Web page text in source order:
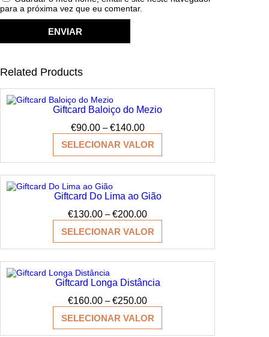
para a próxima vez que eu comentar.
Related Products
Giftcard Baloiço do Mezio
€90.00 – €140.00Price
range:
€90.00
through
SELECIONAR VALOR
Giftcard Do Lima ao Gião
€130.00 – €200.00Price
range:
€130.00
through
SELECIONAR VALOR
Giftcard Longa Distância​
€160.00 – €250.00Price
range:
€160.00
through
SELECIONAR VALOR